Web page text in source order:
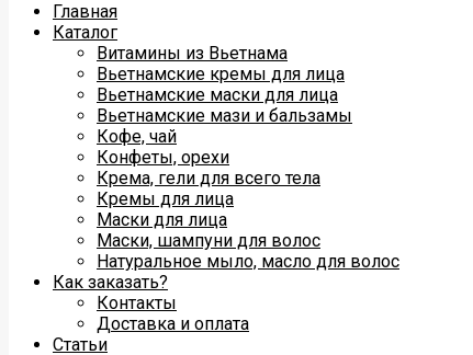
Главная
Каталог
Витамины из Вьетнама
Вьетнамские кремы для лица
Вьетнамские маски для лица
Вьетнамские мази и бальзамы
Кофе, чай
Конфеты, орехи
Крема, гели для всего тела
Кремы для лица
Маски для лица
Маски, шампуни для волос
Натуральное мыло, масло для волос
Как заказать?
Контакты
Доставка и оплата
Статьи